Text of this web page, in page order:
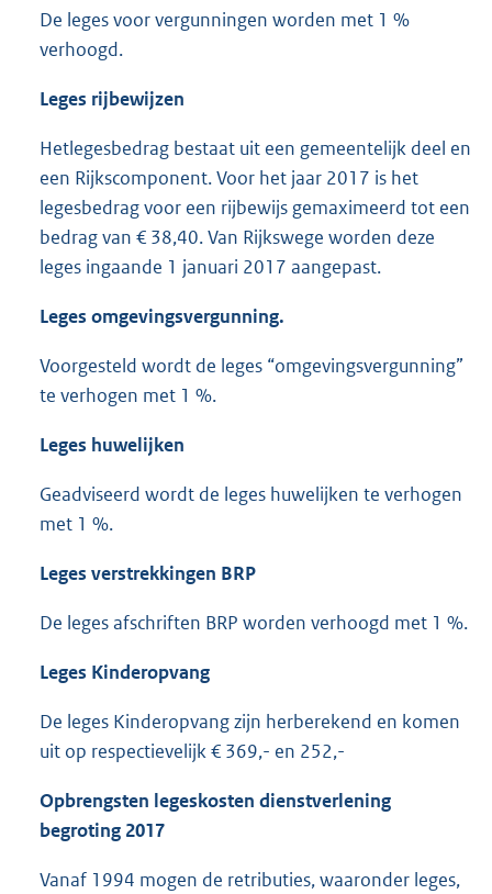
De leges voor vergunningen worden met 1 %
verhoogd.
Leges rijbewijzen
Hetlegesbedrag bestaat uit een gemeentelijk deel en
een Rijkscomponent. Voor het jaar 2017 is het
legesbedrag voor een rijbewijs gemaximeerd tot een
bedrag van € 38,40. Van Rijkswege worden deze
leges ingaande 1 januari 2017 aangepast.
Leges omgevingsvergunning.
Voorgesteld wordt de leges “omgevingsvergunning”
te verhogen met 1 %.
Leges huwelijken
Geadviseerd wordt de leges huwelijken te verhogen
met 1 %.
Leges verstrekkingen BRP
De leges afschriften BRP worden verhoogd met 1 %.
Leges Kinderopvang
De leges Kinderopvang zijn herberekend en komen
uit op respectievelijk € 369,- en 252,-
Opbrengsten legeskosten dienstverlening
begroting 2017
Vanaf 1994 mogen de retributies, waaronder leges,